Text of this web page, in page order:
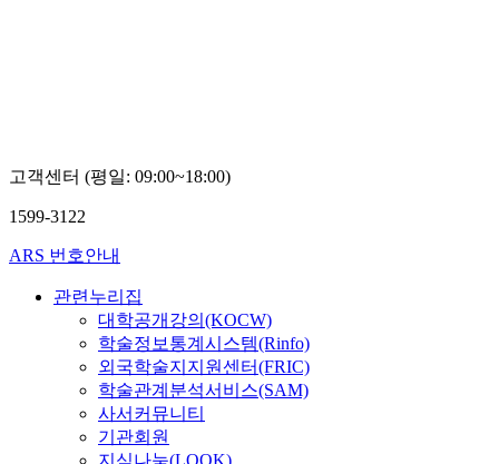
고객센터 (평일: 09:00~18:00)
1599-3122
ARS 번호안내
관련누리집
대학공개강의(KOCW)
학술정보통계시스템(Rinfo)
외국학술지지원센터(FRIC)
학술관계분석서비스(SAM)
사서커뮤니티
기관회원